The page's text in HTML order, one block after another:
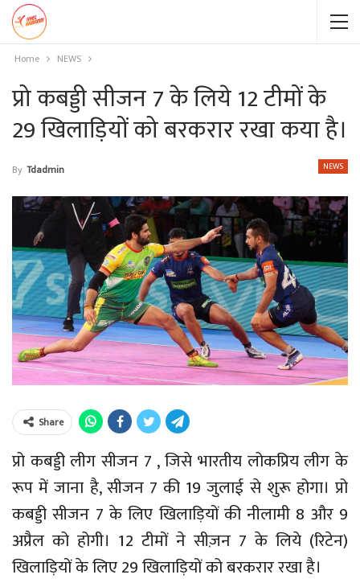
Home NEWS
प्रो कबड्डी सीजन 7 के लिये 12 टीमों के
29 खिलाड़ियों को बरकरार रखा कया है।
NEWS
By Tdadmin
Share
प्रो कबड्डी लीग सीजन 7 , जिसे भारतीय लोकप्रिय लीग के
रूप में जाना है, सीजन 7 की 19 जुलाई से शुरू होगा। प्रो
कबड्डी सीजन 7 के लिए खिलाड़ियों की नीलामी 8 और 9
अप्रैल को होगी। 12 टीमों ने सीज़न 7 के लिये (रिटेन)
खिलाड़ियों के लिए 29 खिलाड़ियों को बरकरार रखा है।